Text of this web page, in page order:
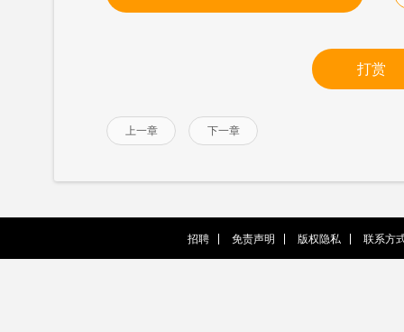
打赏
上一章 下一章
招聘 免责声明 版权隐私 联系方